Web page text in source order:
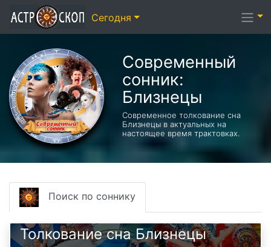
Современный
сонник:
Близнецы
Современное толкование сна
Близнецы в актуальных на
настоящее время трактовках.
Поиск по соннику
Толкование сна Близнецы
Сегодня